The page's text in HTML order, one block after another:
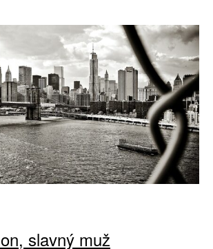
slavný muž